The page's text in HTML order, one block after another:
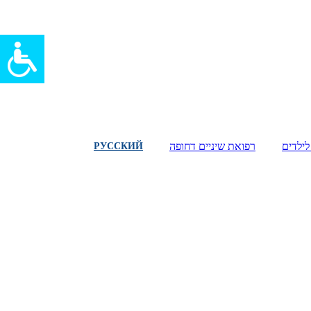
רפואת שיניים דחופה РУССКИЙ